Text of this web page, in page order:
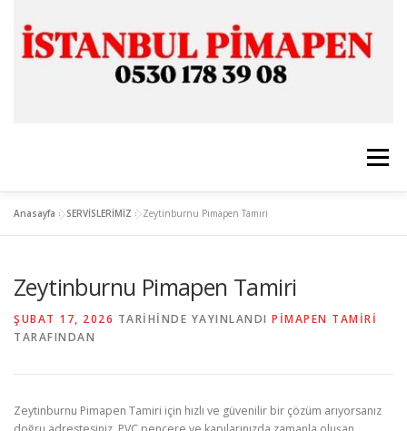
Menü
CAM & ALÜMİNYUM SERVİSLERİMİZ
Anasayfa »SERVİSLERİMİZ »Zeytinburnu Pimapen Tamiri
Zeytinburnu Pimapen Tamiri
ŞUBAT 17, 2026 TARIHINDE YAYINLANDI PIMAPEN TAMIRI
TARAFINDAN
Zeytinburnu Pimapen Tamiri için hızlı ve güvenilir bir çözüm arıyorsanız